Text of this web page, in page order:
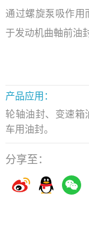
通过螺旋泵吸作用
于发动机曲軸前油
产品应用：
轮轴油封、变速箱
车用油封。
分享至：